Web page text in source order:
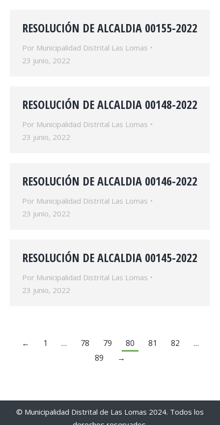
RESOLUCIÓN DE ALCALDIA 00155-2022
Por Municipalidad Distrital Las Lomas
23 junio, 2022
RESOLUCIÓN DE ALCALDIA 00148-2022
Por Municipalidad Distrital Las Lomas
23 junio, 2022
RESOLUCIÓN DE ALCALDIA 00146-2022
Por Municipalidad Distrital Las Lomas
23 junio, 2022
RESOLUCIÓN DE ALCALDIA 00145-2022
Por Municipalidad Distrital Las Lomas
23 junio, 2022
← 1 … 78 79 80 81 82
…
89
→
© Municipalidad Distrital de Las Lomas 2024. Todos los